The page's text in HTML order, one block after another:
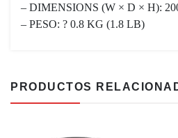
– DIMENSIONS (W × D × H):
– PESO: ? 0.8 KG (1.8 LB)
PRODUCTOS